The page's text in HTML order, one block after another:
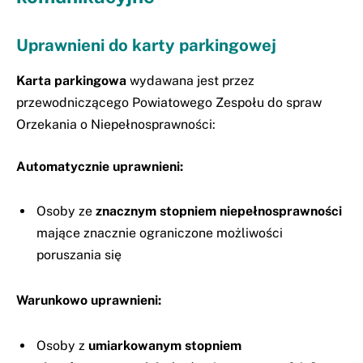
Uprawnieni do karty parkingowej
Karta parkingowa wydawana jest przez
przewodniczącego Powiatowego Zespołu do spraw
Orzekania o Niepełnosprawności:
Automatycznie uprawnieni:
Osoby ze znacznym stopniem niepełnosprawności
mające znacznie ograniczone możliwości
poruszania się
Warunkowo uprawnieni:
Osoby z umiarkowanym stopniem